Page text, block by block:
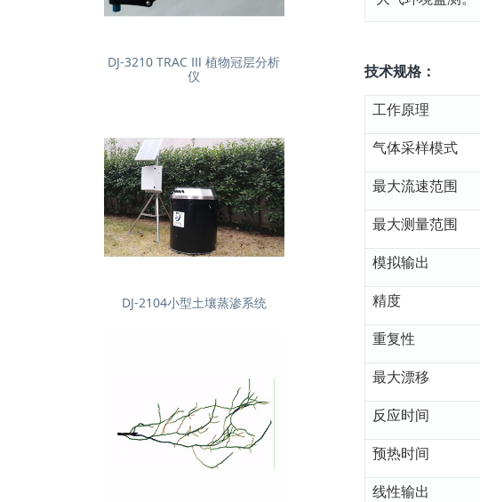
技术规格：
工作原理
气体采样模式
最大流速范围
最大测量范围
模拟输出
精度
重复性
最大漂移
反应时间
预热时间
线性输出
DJ-3210 TRAC Ⅲ 植物冠层分析
仪
DJ-2104小型土壤蒸渗系统